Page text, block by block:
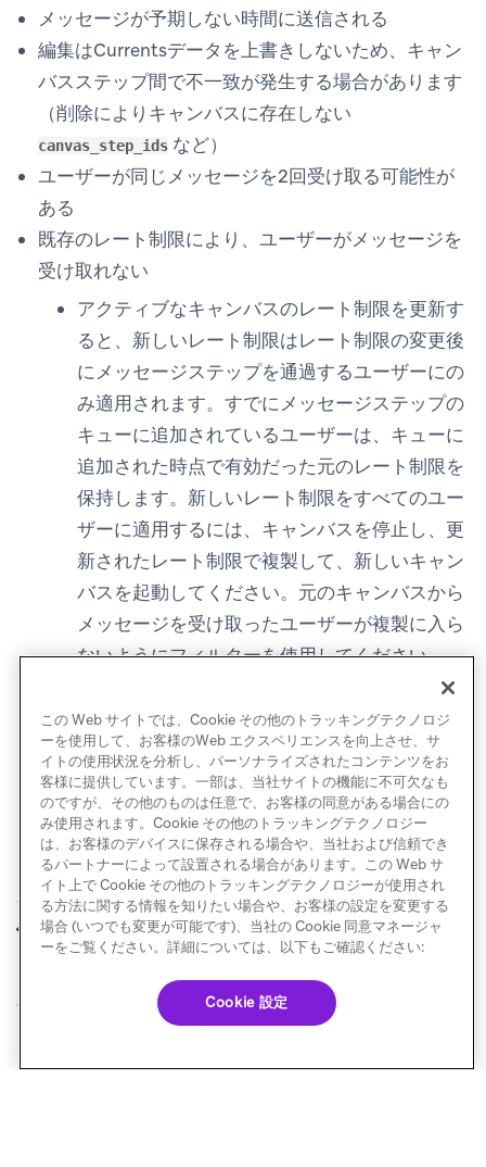
メッセージが予期しない時間に送信される
編集はCurrentsデータを上書きしないため、キャン
バスステップ間で不一致が発生する場合があります
（削除によりキャンバスに存在しない
canvas_step_ids など）
ユーザーが同じメッセージを2回受け取る可能性が
ある
既存のレート制限により、ユーザーがメッセージを
受け取れない
アクティブなキャンバスのレート制限を更新す
ると、新しいレート制限はレート制限の変更後
にメッセージステップを通過するユーザーにの
み適用されます。すでにメッセージステップの
キューに追加されているユーザーは、キューに
追加された時点で有効だった元のレート制限を
保持します。新しいレート制限をすべてのユー
ザーに適用するには、キャンバスを停止し、更
新されたレート制限で複製して、新しいキャン
バスを起動してください。元のキャンバスから
メッセージを受け取ったユーザーが複製に入ら
ないようにフィルターを使用してください。
された場合、キャンバス
の起動後の下書きも削除されます。
前へ キャンバスの管理 次へ
キャンバスの下書き
を保存
© Braze. All Rights Reserved Privacy Policy
この Web サイトでは、Cookie その他のトラッキングテクノロジ
ーを使用して、お客様のWeb エクスペリエンスを向上させ、サ
イトの使用状況を分析し、パーソナライズされたコンテンツをお
客様に提供しています。一部は、当社サイトの機能に不可欠なも
のですが、その他のものは任意で、お客様の同意がある場合にの
み使用されます。Cookie その他のトラッキングテクノロジー
は、お客様のデバイスに保存される場合や、当社および信頼でき
るパートナーによって設置される場合があります。この Web サ
イト上で Cookie その他のトラッキングテクノロジーが使用され
る方法に関する情報を知りたい場合や、お客様の設定を変更する
場合 (いつでも変更が可能です)、当社の Cookie 同意マネージャ
ーをご覧ください。詳細については、以下もご確認ください:
Cookie 設定